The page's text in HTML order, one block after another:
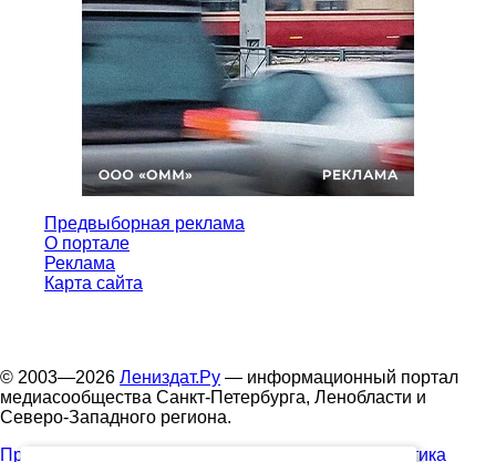
Предвыборная реклама
О портале
Реклама
Карта сайта
© 2003—2026 Лениздат.Ру — информационный портал
медиасообщества Санкт-Петербурга, Ленобласти и
Северо-Западного региона.
Правила использования содержания сайта.
Политика